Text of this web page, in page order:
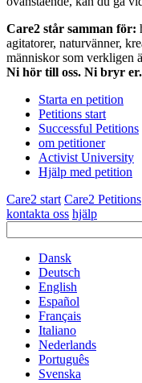
Care2 står samman för:
agitatorer, naturvänner,
människor som verkligen
Ni hör till oss. Ni bryr
Starta en petition
Petitions start
Successful Petitions
om petitioner
Activist University
Hjälp med petition
Care2 start Care2 Petitions
kontakta oss hjälp
Dansk
Deutsch
English
Español
Français
Italiano
Nederlands
Português
Svenska